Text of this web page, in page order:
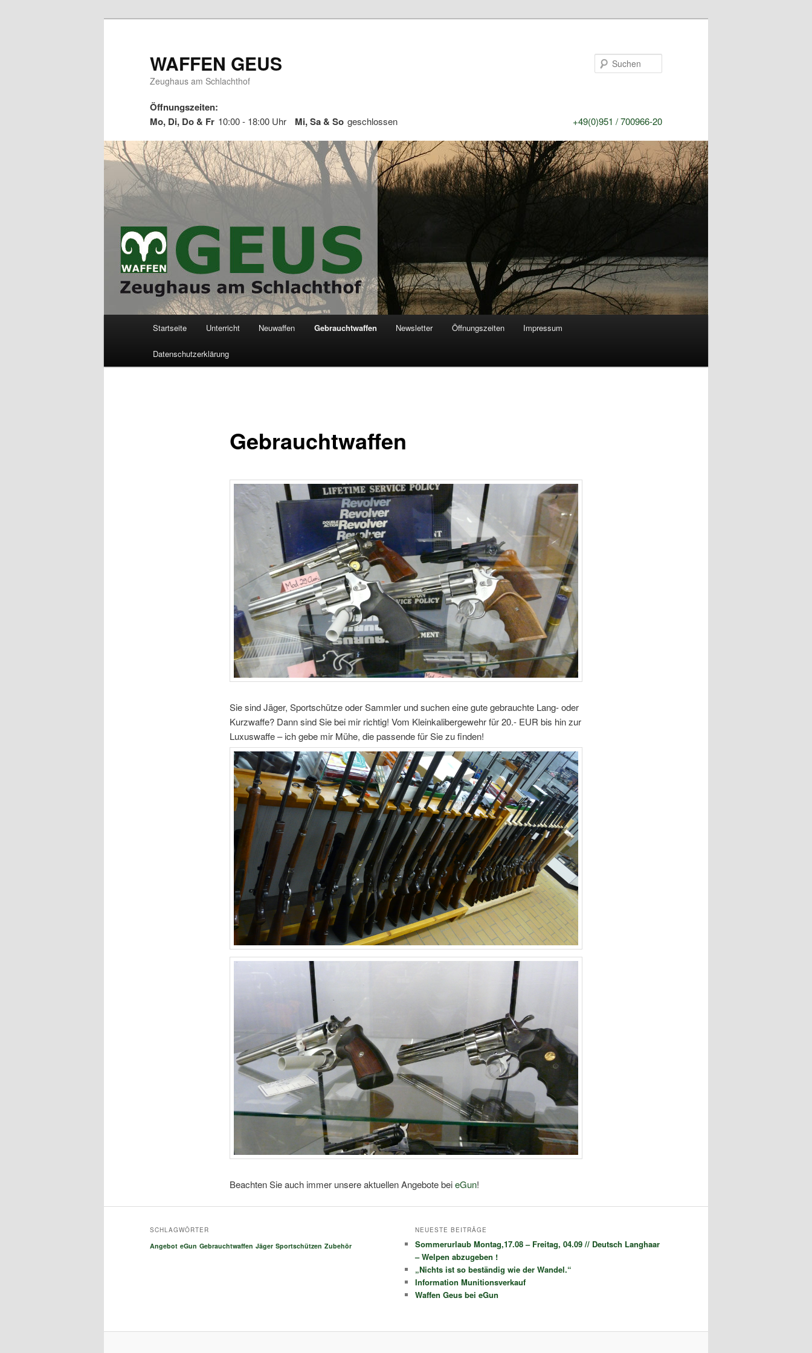
WAFFEN GEUS
Zeughaus am Schlachthof
Öffnungszeiten:
Mo, Di, Do & Fr 10:00 - 18:00 Uhr Mi, Sa & So geschlossen +49(0)951 / 700966-20
Startseite Unterricht Neuwaffen Gebrauchtwaffen Newsletter Öffnungszeiten Impressum
Datenschutzerklärung
Gebrauchtwaffen
Sie sind Jäger, Sportschütze oder Sammler und suchen eine gute gebrauchte Lang- oder
Kurzwaffe? Dann sind Sie bei mir richtig! Vom Kleinkalibergewehr für 20.- EUR bis hin zur
Luxuswaffe – ich gebe mir Mühe, die passende für Sie zu finden!
Beachten Sie auch immer unsere aktuellen Angebote beieGun!
SCHLAGWÖRTER
Angebot eGun Gebrauchtwaffen Jäger Sportschützen Zubehör
NEUESTE BEITRÄGE
Sommerurlaub Montag,17.08 – Freitag, 04.09 // Deutsch Langhaar
– Welpen abzugeben !
„Nichts ist so beständig wie der Wandel.“
Information Munitionsverkauf
Waffen Geus bei eGun